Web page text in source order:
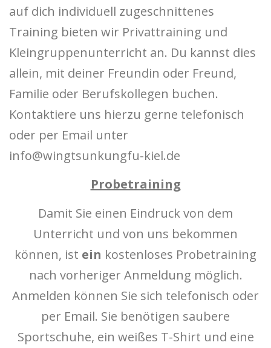
auf dich individuell zugeschnittenes
Training bieten wir Privattraining und
Kleingruppenunterricht an. Du kannst dies
allein, mit deiner Freundin oder Freund,
Familie oder Berufskollegen buchen.
Kontaktiere uns hierzu gerne telefonisch
oder per Email unter
info@wingtsunkungfu-kiel.de
Probetraining
Damit Sie einen Eindruck von dem
Unterricht und von uns bekommen
können, ist ein kostenloses Probetraining
nach vorheriger Anmeldung möglich.
Anmelden können Sie sich telefonisch oder
per Email. Sie benötigen saubere
Sportschuhe, ein weißes T-Shirt und eine